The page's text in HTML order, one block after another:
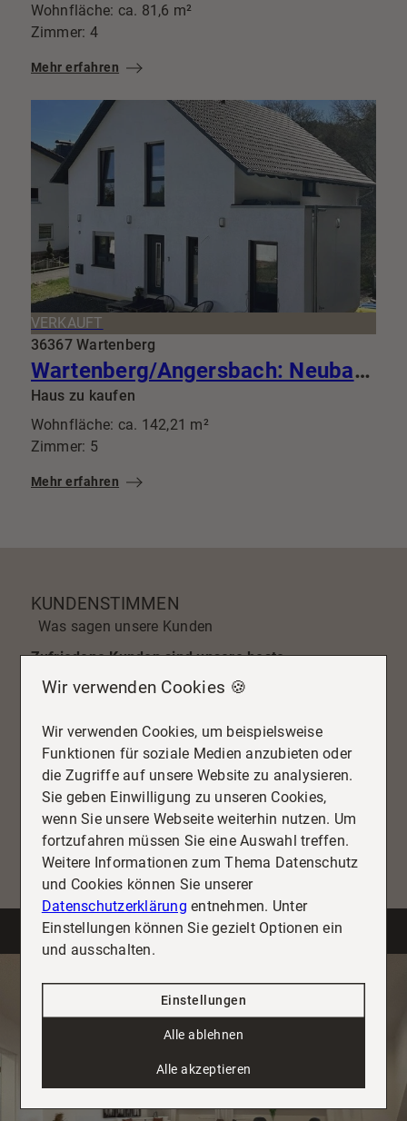
Wohnfläche: ca. 81,6 m²
Zimmer: 4
Mehr erfahren
VERKAUFT
36367 Wartenberg
Wartenberg/Angersbach: Neubau-Frust? Hier nicht! Sofort einziehen im KfW 40 Juwel aus 2022
Haus zu kaufen
Wohnfläche: ca. 142,21 m²
Zimmer: 5
Mehr erfahren
KUNDENSTIMMEN
Was sagen unsere Kunden
Zufriedene Kunden sind unsere beste
Werbung!
Hier finden Sie Bewertungen unserer
sich von Ihren positiven Stimmen überzeugen und
erfahren Sie mehr über unsere Leistungen aus erster
Hand.
Alle ansehen
Immobilie?
Wir führen Sie gerne durch den gesamten
Verkaufsprozess und vermitteln Ihnen gleichzeitig
Sie uns einfach an.
Wir verwenden Cookies 🍪
Wir verwenden Cookies, um beispielsweise
Funktionen für soziale Medien anzubieten oder
die Zugriffe auf unsere Website zu analysieren.
Sie geben Einwilligung zu unseren Cookies,
wenn Sie unsere Webseite weiterhin nutzen. Um
fortzufahren müssen Sie eine Auswahl treffen.
Weitere Informationen zum Thema Datenschutz
und Cookies können Sie unserer
Datenschutzerklärung entnehmen. Unter
Einstellungen können Sie gezielt Optionen ein
und ausschalten.
Einstellungen
Alle ablehnen
Alle akzeptieren